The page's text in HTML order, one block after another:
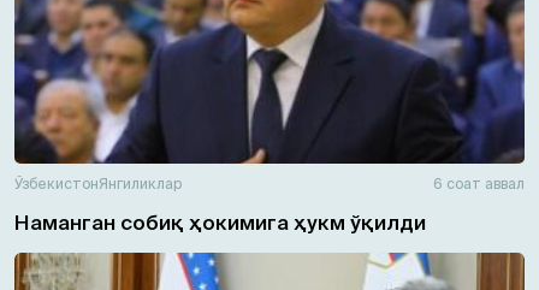
ЎзбекистонЯнгиликлар 6 соат аввал
Наманган собиқ ҳокимига ҳукм ўқилди